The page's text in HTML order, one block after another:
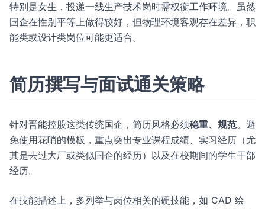
特别是女生，投递一线生产技术岗时需权衡工作环境。虽然
国企在性别平等上做得较好，但物理环境客观存在差异，职
能类或设计类岗位可能更适合。
简历撰写与面试通关策略
针对晋能控股这类传统国企，简历风格必须稳重、规范。避
免使用花哨的模板，重点突出专业课程成绩、实习经历（尤
其是去过大厂或类似国企的经历）以及在校期间的学生干部
经历。
在技能描述上，多列举与岗位相关的硬技能，如 CAD 绘